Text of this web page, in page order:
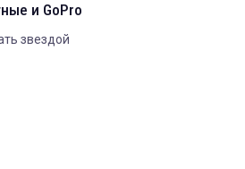
и GoPro
звездой